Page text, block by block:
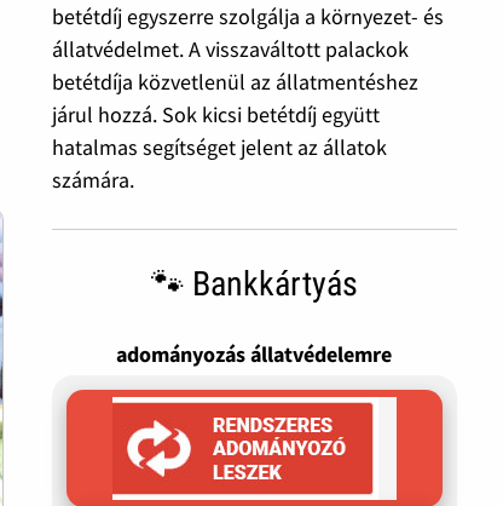
betétdíj egyszerre szolgálja a környezet- és
állatvédelmet. A visszaváltott palackok
betétdíja közvetlenül az állatmentéshez
járul hozzá. Sok kicsi betétdíj együtt
hatalmas segítséget jelent az állatok
számára.
🐾 Bankkártyás
adományozás állatvédelemre